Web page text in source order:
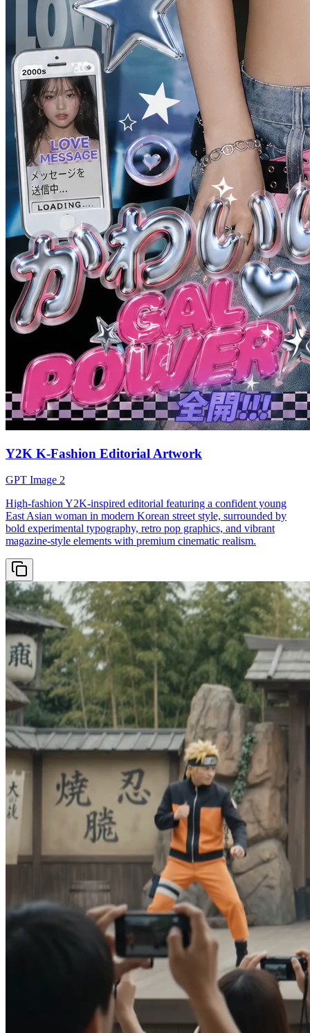
Y2K K-Fashion Editorial Artwork
GPT Image 2
High-fashion Y2K-inspired editorial featuring a confident young
East Asian woman in modern Korean street style, surrounded by
bold experimental typography, retro pop graphics, and vibrant
magazine-style elements with premium cinematic realism.